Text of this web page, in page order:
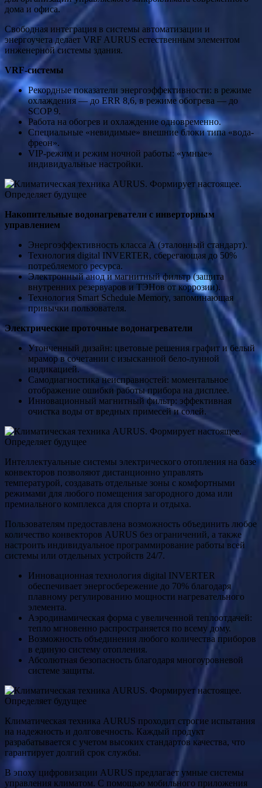
дома и офиса.
Свободная интеграция в системы автоматизации и
энергоучета делает VRF AURUS естественным элементом
инженерной системы здания.
VRF-системы
Рекордные показатели энергоэффективности: в режиме
охлаждения — до ERR 8,6, в режиме обогрева — до
SCOP 9.
Работа на обогрев и охлаждение одновременно.
Специальные «невидимые» внешние блоки типа «вода-
фреон».
VIP-режим и режим ночной работы: «умные»
индивидуальные настройки.
Накопительные водонагреватели с инверторным
управлением
Энергоэффективность класса А (эталонный стандарт).
Технология digital INVERTER, сберегающая до 50%
потребляемого ресурса.
Электронный анод и магнитный фильтр (защита
внутренних резервуаров и ТЭНов от коррозии).
Технология Smart Schedule Memory, запоминающая
привычки пользователя.
Электрические проточные водонагреватели
Утонченный дизайн: цветовые решения графит и белый
мрамор в сочетании с изысканной бело-лунной
индикацией.
Самодиагностика неисправностей: моментальное
отображение ошибки работы прибора на дисплее.
Инновационный магнитный фильтр: эффективная
очистка воды от вредных примесей и солей.
Интеллектуальные системы электрического отопления на базе
конвекторов позволяют дистанционно управлять
температурой, создавать отдельные зоны с комфортными
режимами для любого помещения загородного дома или
премиального комплекса для спорта и отдыха.
Пользователям предоставлена возможность объединить любое
количество конвекторов AURUS без ограничений, а также
настроить индивидуальное программирование работы всей
системы или отдельных устройств 24/7.
Инновационная технология digital INVERTER
обеспечивает энергосбережение до 70% благодаря
плавному регулированию мощности нагревательного
элемента.
Аэродинамическая форма с увеличенной теплоотдачей:
тепло мгновенно распространяется по всему дому.
Возможность объединения любого количества приборов
в единую систему отопления.
Абсолютная безопасность благодаря многоуровневой
системе защиты.
Климатическая техника AURUS проходит строгие испытания
на надежность и долговечность. Каждый продукт
разрабатывается с учетом высоких стандартов качества, что
гарантирует долгий срок службы.
В эпоху цифровизации AURUS предлагает умные системы
управления климатом. С помощью мобильного приложения